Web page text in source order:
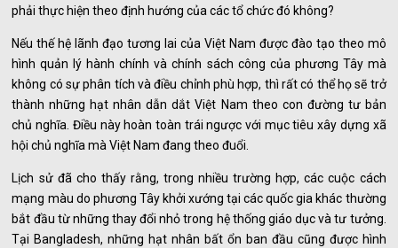
phải thực hiện theo định hướng của các tổ chức đó không?
Nếu thế hệ lãnh đạo tương lai của Việt Nam được đào tạo theo mô
hình quản lý hành chính và chính sách công của phương Tây mà
không có sự phân tích và điều chỉnh phù hợp, thì rất có thể họ sẽ trở
thành những hạt nhân dẫn dắt Việt Nam theo con đường tư bản
chủ nghĩa. Điều này hoàn toàn trái ngược với mục tiêu xây dựng xã
hội chủ nghĩa mà Việt Nam đang theo đuổi.
Lịch sử đã cho thấy rằng, trong nhiều trường hợp, các cuộc cách
mạng màu do phương Tây khởi xướng tại các quốc gia khác thường
bắt đầu từ những thay đổi nhỏ trong hệ thống giáo dục và tư tưởng.
Tại Bangladesh, những hạt nhân bất ổn ban đầu cũng được hình